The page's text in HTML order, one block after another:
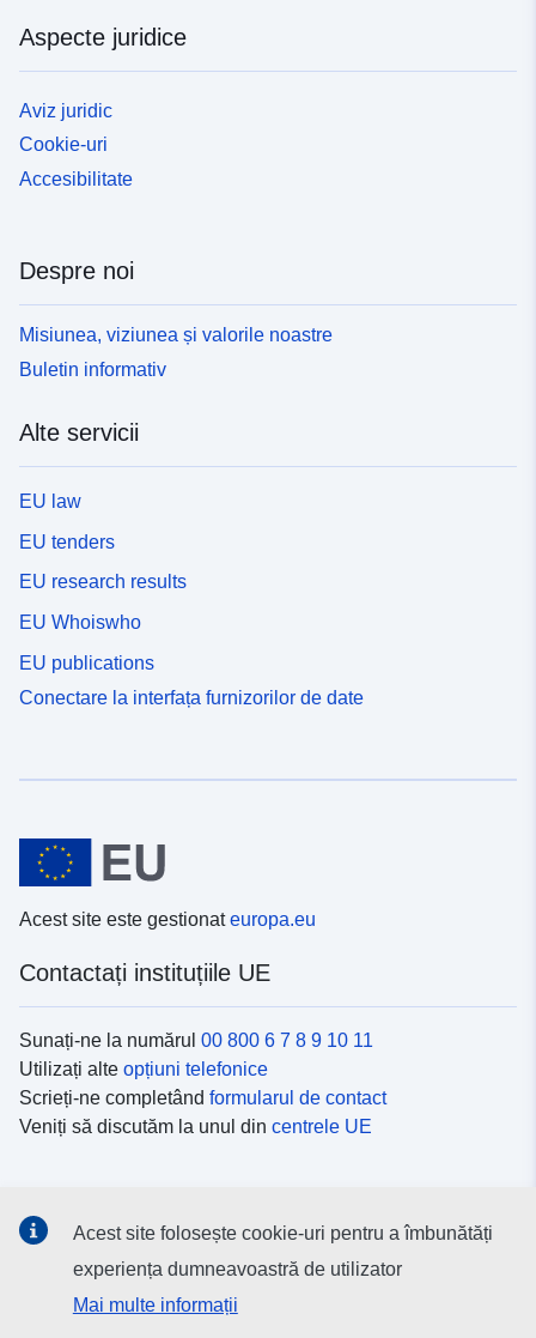
Aspecte juridice
Aviz juridic
Cookie-uri
Accesibilitate
Despre noi
Misiunea, viziunea și valorile noastre
Buletin informativ
Alte servicii
EU law
EU tenders
EU research results
EU Whoiswho
EU publications
Conectare la interfața furnizorilor de date
Acest site este gestionateuropa.eu
Contactați instituțiile UE
Sunați-ne la numărul 00 800 6 7 8 9 10 11
Utilizați alte opțiuni telefonice
Scrieți-ne completând formularul de contact
Veniți să discutăm la unul din centrele UE
Descoperiți canalele UEpe rețelele sociale
Acest site folosește cookie-uri pentru a îmbunătăți
experiența dumneavoastră de utilizator
Mai multe informații